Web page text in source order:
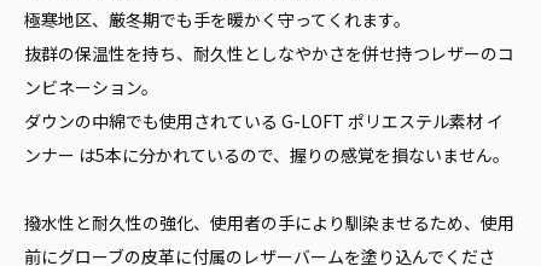
極寒地区、厳冬期でも手を暖かく守ってくれます。
抜群の保温性を持ち、耐久性としなやかさを併せ持つレザーのコ
ンビネーション。
ダウンの中綿でも使用されている G-LOFT ポリエステル素材 イ
ンナー は5本に分かれているので、握りの感覚を損ないません。
撥水性と耐久性の強化、使用者の手により馴染ませるため、使用
前にグローブの皮革に付属のレザーバームを塗り込んでくださ